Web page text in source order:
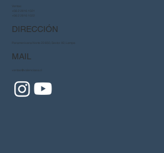
DIRECCIÓN
MAIL
Ventas:
+56 2 2816 1021
+56 2 2816 1022